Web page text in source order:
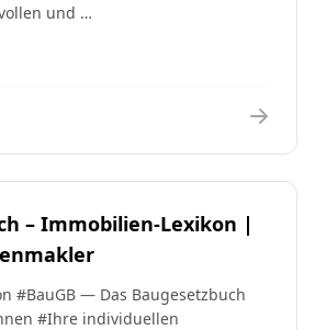
und …
– Immobilien-Lexikon |
#BauGB — Das Baugesetzbuch
#Ihre individuellen